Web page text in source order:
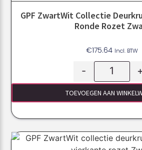
GPF ZwartWit Collectie
Ronde Rozet
€175.64 Incl. BTW
-
TOEVOEGEN AAN